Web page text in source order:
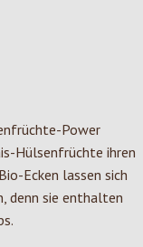
Power
Hülsenfrüchte ihren
Ecken lassen sich
denn sie enthalten